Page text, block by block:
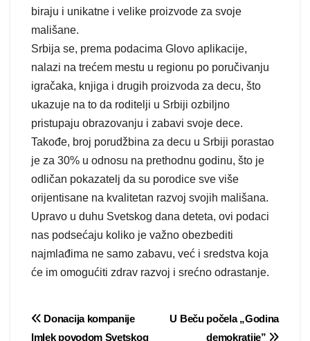
biraju i unikatne i velike proizvode za svoje
mališane.
Srbija se, prema podacima Glovo aplikacije,
nalazi na trećem mestu u regionu po poručivanju
igračaka, knjiga i drugih proizvoda za decu, što
ukazuje na to da roditelji u Srbiji ozbiljno
pristupaju obrazovanju i zabavi svoje dece.
Takođe, broj porudžbina za decu u Srbiji porastao
je za 30% u odnosu na prethodnu godinu, što je
odličan pokazatelj da su porodice sve više
orijentisane na kvalitetan razvoj svojih mališana.
Upravo u duhu Svetskog dana deteta, ovi podaci
nas podsećaju koliko je važno obezbediti
najmlađima ne samo zabavu, već i sredstva koja
će im omogućiti zdrav razvoj i srećno odrastanje.
Post
U Beču počela „Godina
demokratije”
Donacija kompanije
Imlek povodom Svetskog